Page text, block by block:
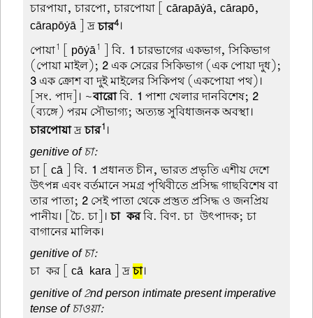
চারপায়া, চারপো, চারপোয়া [ cārapāẏā, cārapō,
cārapōẏā ] দ্রচার4।
পোয়া1 [ pōẏā1 ] বি. 1 চারভাগের একভাগ, সিকিভাগ
(পোয়া মাইল); 2 এক সেরের সিকিভাগ (এক পোয়া দুধ);
3 এক ক্রোশ বা দুই মাইলের সিকিপথ (একপোয়া পথ)।
[সং. পাদ]। ~বারোবি. 1 পাশা খেলার দানবিশেষ; 2
(ব্যঙ্গে) পরম সৌভাগ্য; অত্যন্ত সুবিধাজনক অবস্থা।
চারপোয়াদ্রচার1 ।
genitive of চা:
চা [ cā ] বি. 1 প্রধানত চীন, ভারত প্রভৃতি এশীয় দেশে
উৎপন্ন এবং বর্তমানে সমগ্র পৃথিবীতে প্রসিদ্ধ গাছবিশেষ বা
তার পাতা; 2 সেই পাতা থেকে প্রস্তুত প্রসিদ্ধ ও জনপ্রিয়
পানীয়। [চৈ. চা]।চা-করবি. বিণ. চা-উৎপাদক; চা-
বাগানের মালিক।
genitive of চা:
চা-কর [ cā-kara ] দ্রচা।
genitive of 2nd person intimate present imperative
tense of চাওয়া: